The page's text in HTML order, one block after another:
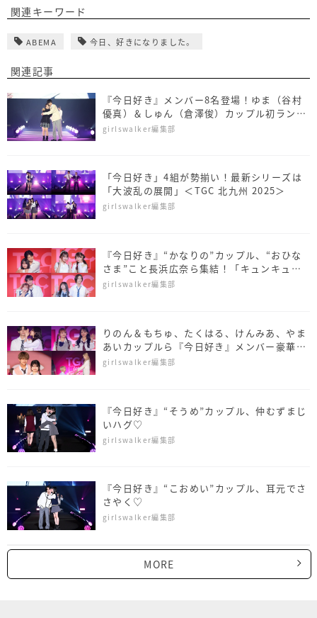
関連キーワード
ABEMA 今日、好きになりました。
関連記事
『今日好き』メンバー8名登場！ゆま（谷村
優真）＆しゅん（倉澤俊）カップル初ランウ
ェイ＜SDGs推進 TGC しずおか 2026＞
girlswalker編集部
「今日好き」4組が勢揃い！最新シリーズは
「大波乱の展開」＜TGC 北九州 2025＞
girlswalker編集部
『今日好き』“かなりの”カップル、“おひな
さま”こと長浜広奈ら集結！「キュンキュン
保証します♡」＜TGC teen 2025 Summer
girlswalker編集部
りのん＆もちゅ、たくはる、けんみあ、やま
あいカップルら『今日好き』メンバー豪華集
結！＜TGC teen ICHINOSEKI 2025＞
girlswalker編集部
『今日好き』“そうめ”カップル、仲むずまじ
いハグ♡
girlswalker編集部
『今日好き』“こおめい”カップル、耳元でさ
さやく♡
girlswalker編集部
MORE